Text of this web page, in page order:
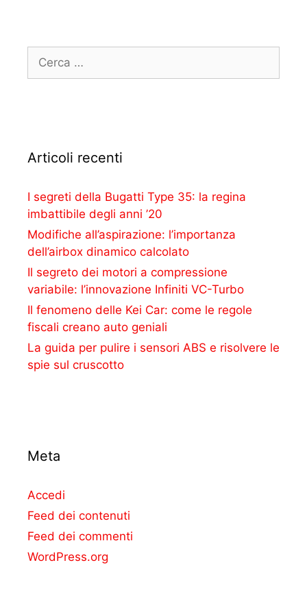
Articoli recenti
I segreti della Bugatti Type 35: la regina
imbattibile degli anni ’20
Modifiche all’aspirazione: l’importanza
dell’airbox dinamico calcolato
Il segreto dei motori a compressione
variabile: l’innovazione Infiniti VC-Turbo
Il fenomeno delle Kei Car: come le regole
fiscali creano auto geniali
La guida per pulire i sensori ABS e risolvere le
spie sul cruscotto
Meta
Accedi
Feed dei contenuti
Feed dei commenti
WordPress.org